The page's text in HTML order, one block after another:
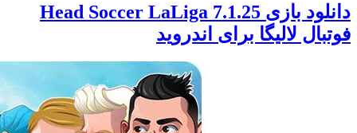
دانلود بازی Head Soccer LaLiga 7.1.25
لالیگا برای اندروید